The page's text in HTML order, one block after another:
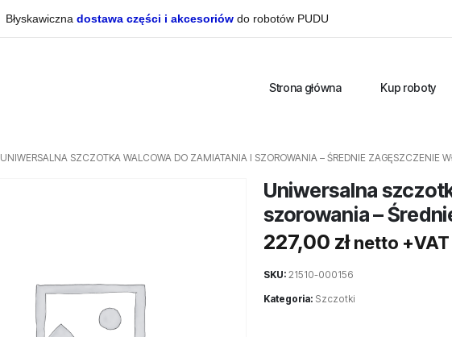
Błyskawiczna dostawa części i akcesoriów do robotów PUDU
Strona główna Kup roboty
UNIWERSALNA SZCZOTKA WALCOWA DO ZAMIATANIA I SZOROWANIA – ŚREDNIE ZAGĘSZCZENIE
Uniwersalna
szorowania –
227,00 zł netto +VAT
SKU: 21510-000156
Kategoria: Szczotki